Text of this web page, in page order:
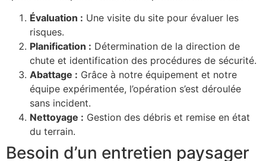
Évaluation : Une visite du site pour évaluer les
risques.
Planification : Détermination de la direction de
chute et identification des procédures de sécurité.
Abattage : Grâce à notre équipement et notre
équipe expérimentée, l’opération s’est déroulée
sans incident.
Nettoyage : Gestion des débris et remise en état
du terrain.
Besoin d’un entretien paysager